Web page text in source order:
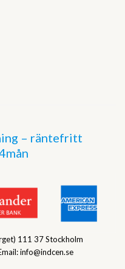
– räntefritt
111 37 Stockholm
info@indcen.se